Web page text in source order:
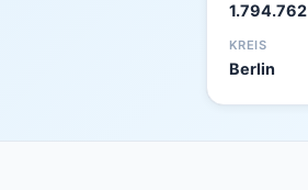
1.794.762
KREIS
Berlin